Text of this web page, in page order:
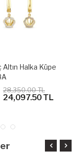
Altın Halka Küpe
28,350.00 TL
24,097.50 TL